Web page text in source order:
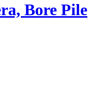
Bore Pile